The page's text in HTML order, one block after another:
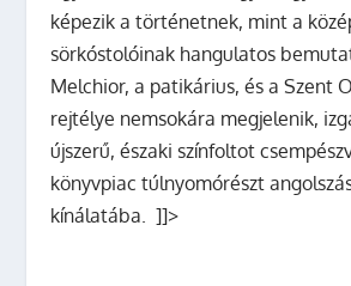
képezik a történetnek, mint a
sörkóstolóinak hangulatos
Melchior, a patikárius, és a Szent
rejtélye nemsokára megjelenik,
újszerű, északi színfoltot
könyvpiac túlnyomórészt
kínálatába. ]]>